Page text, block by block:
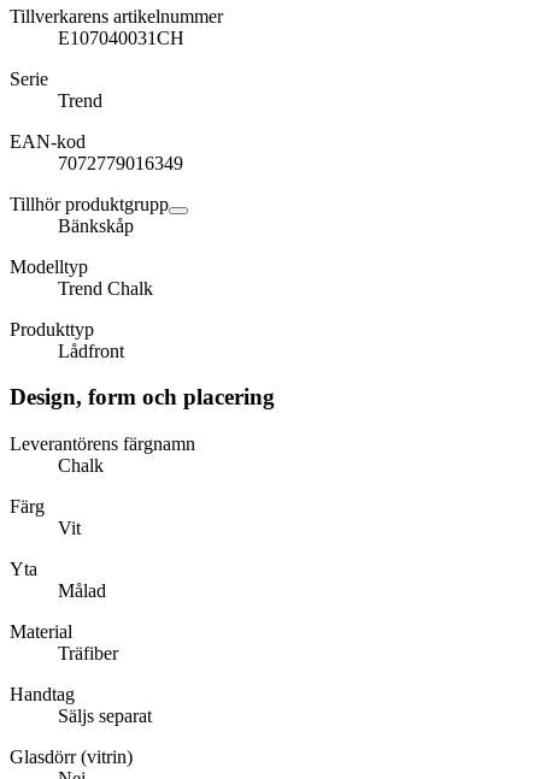
Tillverkarens artikelnummer
E107040031CH
Serie
Trend
EAN-kod
7072779016349
Tillhör produktgrupp
Bänkskåp
Modelltyp
Trend Chalk
Produkttyp
Lådfront
Design, form och placering
Leverantörens färgnamn
Chalk
Färg
Vit
Yta
Målad
Material
Träfiber
Handtag
Säljs separat
Glasdörr (vitrin)